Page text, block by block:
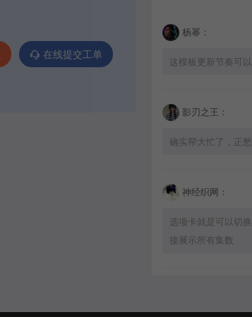
在线提交工单
杨幂：
这模板更新节奏可
影刃之王：
确实帮大忙了，正
神经织网：
选项卡就是可以切
接展示所有集数